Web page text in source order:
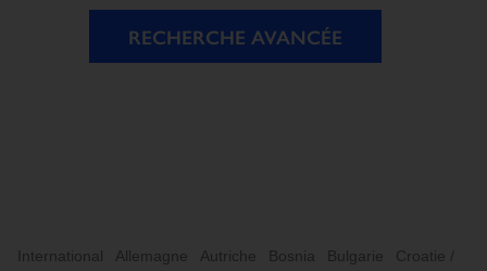
RECHERCHE AVANCÉE
International Allemagne Autriche Bosnia Bulgarie
Croatie /